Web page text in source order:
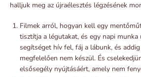
halljuk meg az újraélesztés légzésének
Filmek arról, hogyan kell egy
tisztítja a légutakat, és egy napi munka
segítséget hív fel, fáj a lábunk, és
megfelelően nem készül. És
elsősegély nyújtásáért, amely nem